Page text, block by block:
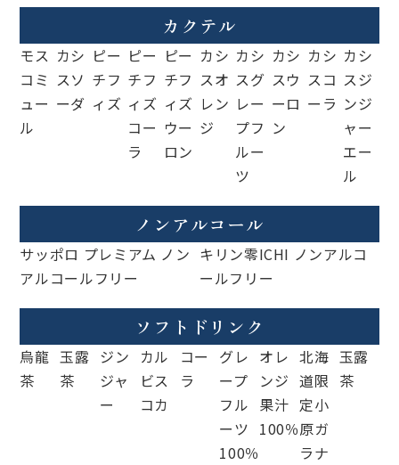
カクテル
モス
コミ
ュー
ル
カシ
スソ
ーダ
ピー
チフ
ィズ
ピー
チフ
ィズ
コー
ラ
ピー
チフ
ィズ
ウー
ロン
カシ
スオ
レン
ジ
カシ
スグ
レー
プフ
ルー
ツ
カシ
スウ
ーロ
ン
カシ
スコ
ーラ
カシ
スジ
ンジ
ャー
エー
ル
ノンアルコール
サッポロ プレミアム ノン
アルコールフリー
キリン零ICHI ノンアルコ
ールフリー
ソフトドリンク
烏龍
茶
玉露
茶
ジン
ジャ
ー
カル
ビス
コカ
コー
ラ
グレ
ープ
フル
ーツ
100％
オレ
ンジ
果汁
100％
北海
道限
定小
原ガ
ラナ
玉露
茶